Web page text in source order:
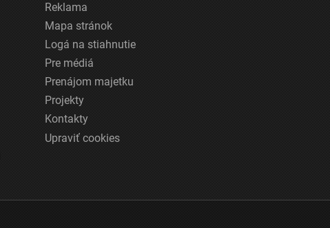
Reklama
Mapa stránok
Logá na stiahnutie
Pre médiá
Prenájom majetku
Projekty
Kontakty
Upraviť cookies